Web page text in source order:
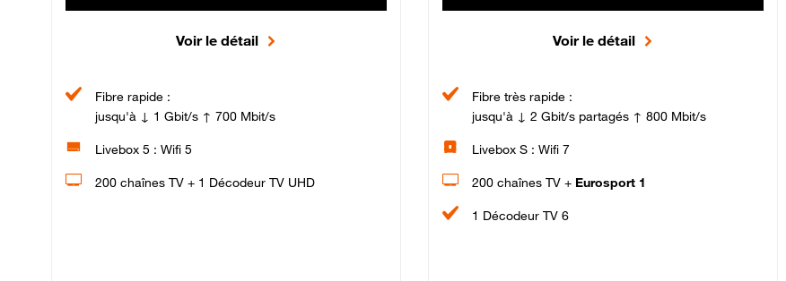
Voir le détail
Fibre rapide :
jusqu'à ↓ 1 Gbit/s ↑ 700 Mbit/s
Livebox 5 : Wifi 5
200 chaînes TV + 1 Décodeur TV UHD
Voir le détail
Fibre très rapide :
jusqu'à ↓ 2 Gbit/s partagés ↑ 800 Mbit/s
Livebox S : Wifi 7
200 chaînes TV + Eurosport 1
1 Décodeur TV 6